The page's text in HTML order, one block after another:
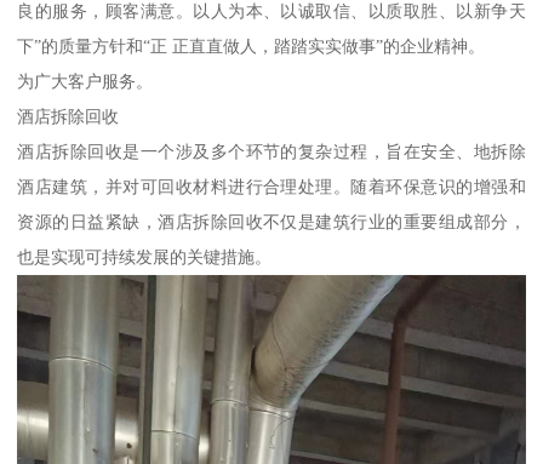
良的服务，顾客满意。以人为本、以诚取信、以质取胜、以新争天
下”的质量方针和“正 正直直做人，踏踏实实做事”的企业精神。
为广大客户服务。
酒店拆除回收
酒店拆除回收是一个涉及多个环节的复杂过程，旨在安全、地拆除
酒店建筑，并对可回收材料进行合理处理。随着环保意识的增强和
资源的日益紧缺，酒店拆除回收不仅是建筑行业的重要组成部分，
也是实现可持续发展的关键措施。